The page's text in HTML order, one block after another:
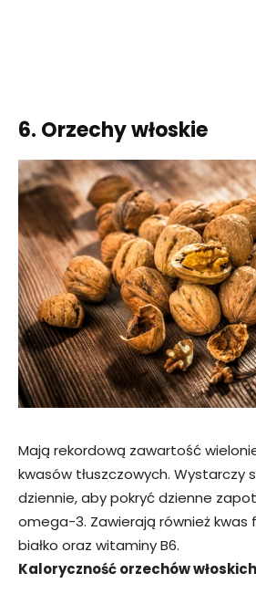
6. Orzechy włoskie
Mają rekordową zawartość
kwasów tłuszczowych. Wystarczy
dziennie, aby pokryć dzienne
omega-3. Zawierają również kwas
białko oraz witaminy B6.
Kaloryczność orzechów